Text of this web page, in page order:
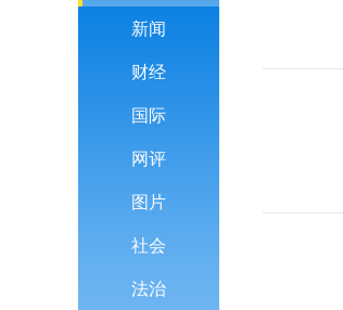
新闻
财经
国际
网评
图片
社会
法治